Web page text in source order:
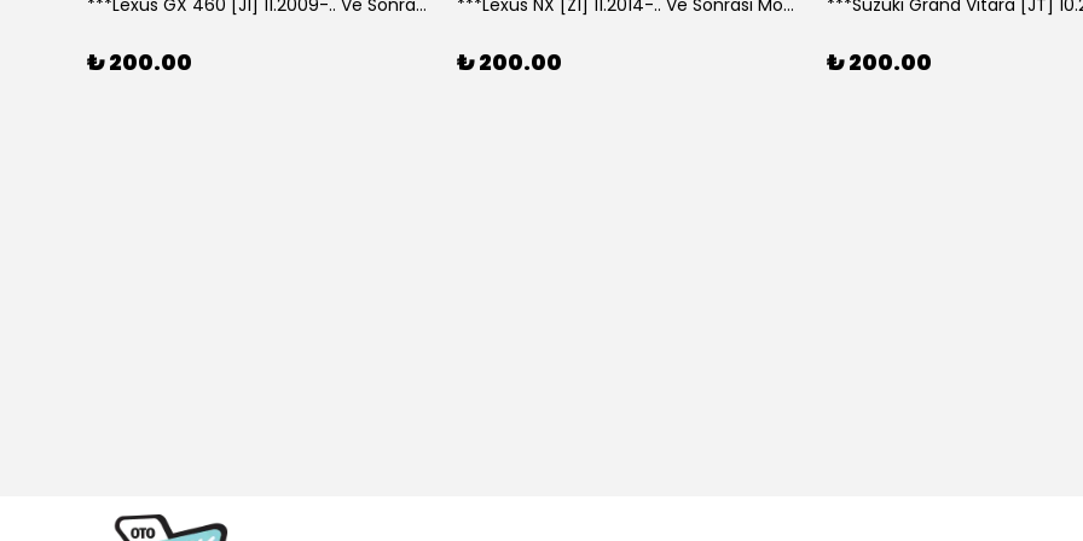
***Lexus GX 460 [J1] 11.2009-.. Ve Sonrası Model Yılları İçin Uyumlu Yeo Arka Silecek
₺ 200.00
***Lexus NX [Z1] 11.2014-.. Ve Sonrası Model Yılları İçin Uyumlu Yeo Arka Silecek
₺ 200.00 ₺ 200.00